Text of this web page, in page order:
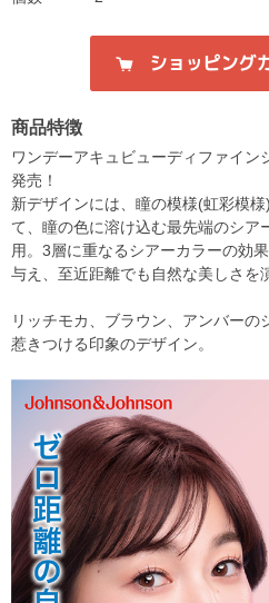
商品特徴
ワンデーアキュビューディファイ
発売！
新デザインには、瞳の模様(虹彩模
て、瞳の色に溶け込む最先端のシア
用。3層に重なるシアーカラーの効
与え、至近距離でも自然な美しさを
リッチモカ、ブラウン、アンバーの
惹きつける印象のデザイン。